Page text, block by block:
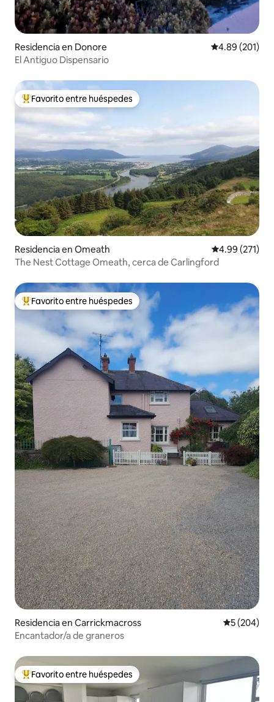
Residencia en Donore Calificación
4.89 (201)
El Antiguo Dispensario
De los mejores en Favorito entre huéspedes
Favorito entre huéspedes
Residencia en Omeath Calificación
4.99 (271)
The Nest Cottage Omeath, cerca de Carlingford
De los mejores en Favorito entre huéspedes
Favorito entre huéspedes
Residencia en Carrickmacross Calificación
5 (204)
Encantador/a de graneros
De los mejores en Favorito entre huéspedes
Favorito entre huéspedes